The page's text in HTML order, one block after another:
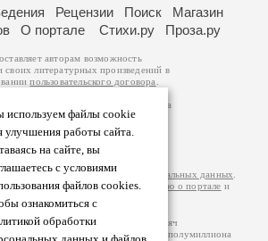
файлы cookie
улучшения работы сайта.
на сайте, вы
с условиями
файлов cookies.
ознакомиться с
обработки
Рецензии Поиск
Магазин
О портале Стихи.ру Проза.ру
авторам возможность
своих литературных произведений в
пользовательского договора
произведения принадлежат авторам
. Перепечатка произведений возможна
к которому вы можете
странице. Ответственность за
несут самостоятельно на
изаконодательства
Политики обработки персональных данных
более подробнуюинформацию о портале и
портала Проза.ру – порядка 100 тысяч
общей сумме просматривают более полумиллиона